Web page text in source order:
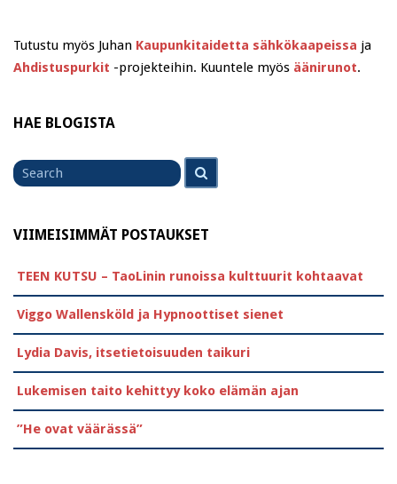
Tutustu myös Juhan Kaupunkitaidetta sähkökaapeissa ja
Ahdistuspurkit -projekteihin. Kuuntele myös äänirunot.
HAE BLOGISTA
Search
for
VIIMEISIMMÄT POSTAUKSET
TEEN KUTSU – TaoLinin runoissa kulttuurit kohtaavat
Viggo Wallensköld ja Hypnoottiset sienet
Lydia Davis, itsetietoisuuden taikuri
Lukemisen taito kehittyy koko elämän ajan
”He ovat väärässä”